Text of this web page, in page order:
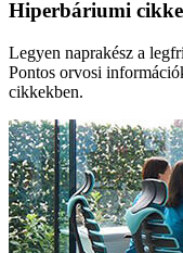
Hiperbáriumi
Legyen naprakész a
Pontos orvosi
cikkekben.